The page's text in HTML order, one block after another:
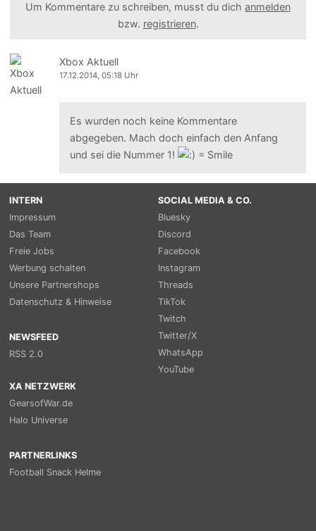
Um Kommentare zu schreiben, musst du dich anmelden
bzw. registrieren.
Xbox Aktuell
17.12.2014, 05:18 Uhr
Es wurden noch keine Kommentare
abgegeben. Mach doch einfach den Anfang
und sei die Nummer 1!
INTERN
Impressum
Das Team
Freie Jobs
Werbung schalten
Unsere Partnershops
Datenschutz & Hinweise
NEWSFEED
RSS 2.0
SOCIAL MEDIA & CO.
Bluesky
Discord
Facebook
Instagram
Threads
TikTok
Twitch
Twitter/X
WhatsApp
YouTube
XA NETZWERK
GearsofWar.de
Halo Universe
PARTNERLINKS
Football Snack Helme